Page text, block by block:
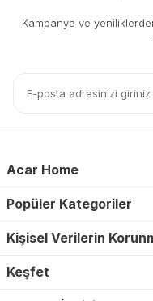
Kampanya ve
Acar Home
Popüler Kategoriler
Kişisel Verilerin
Keşfet